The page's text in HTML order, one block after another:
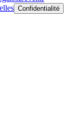
Confidentialité